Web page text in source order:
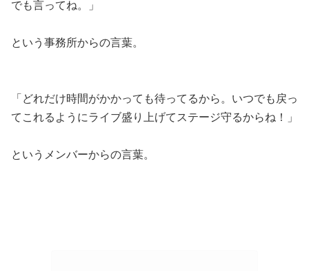
でも言ってね。」
という事務所からの言葉。
「どれだけ時間がかかっても待ってるから。いつでも戻っ
てこれるようにライブ盛り上げてステージ守るからね！」
というメンバーからの言葉。